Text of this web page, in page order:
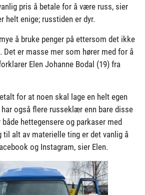
pris å betale for å være russ, sier
helt enige; russtiden er dyr.
å bruke penger på ettersom det ikke
Det er masse mer som hører med for å
Elen Johanne Bodal (19) fra
for at noen skal lage en helt egen
også flere russeklær enn bare disse
hettegensere og parkaser med
til alt av materielle ting er det vanlig å
og Instagram, sier Elen.